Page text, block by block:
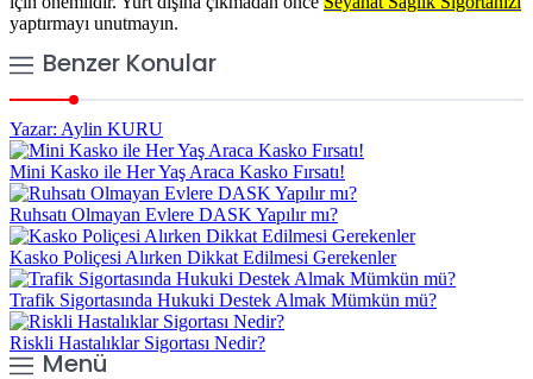
yaptırmayı unutmayın.
Benzer Konular
Yazar: Aylin KURU
Mini Kasko ile Her Yaş Araca Kasko Fırsatı!
Ruhsatı Olmayan Evlere DASK Yapılır mı?
Kasko Poliçesi Alırken Dikkat Edilmesi Gerekenler
Trafik Sigortasında Hukuki Destek Almak Mümkün mü?
Riskli Hastalıklar Sigortası Nedir?
Menü